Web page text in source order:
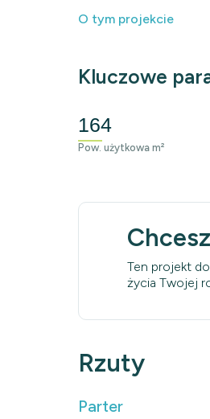
O tym projekcie
Kluczowe
164
Pow. użytkowa m²
Ten projekt
życia Twojej
Rzuty
Parter